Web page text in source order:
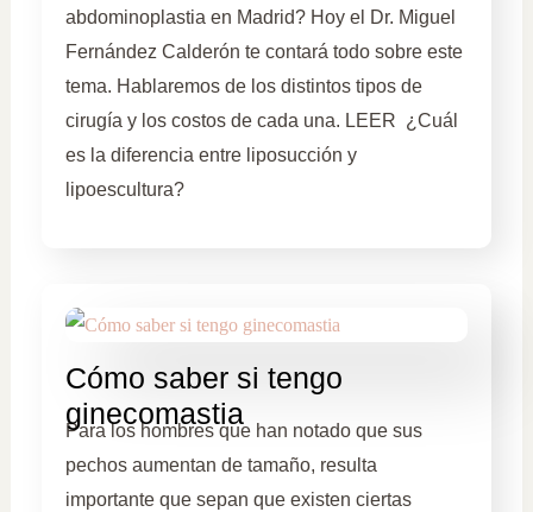
abdominoplastia en Madrid? Hoy el Dr. Miguel
Fernández Calderón te contará todo sobre este
tema. Hablaremos de los distintos tipos de
cirugía y los costos de cada una. LEER ¿Cuál
es la diferencia entre liposucción y
lipoescultura?
Cómo saber si tengo
ginecomastia
Para los hombres que han notado que sus
pechos aumentan de tamaño, resulta
importante que sepan que existen ciertas